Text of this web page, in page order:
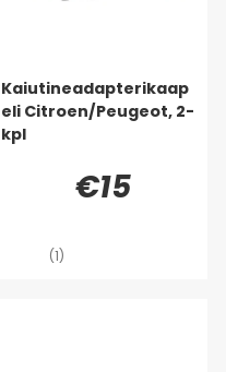
Kaiutineadapterikaap
eli Citroen/Peugeot, 2-
kpl
€15
(1)